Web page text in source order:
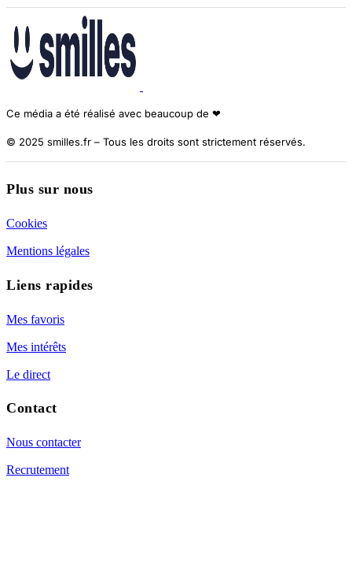
Ce média a été réalisé avec beaucoup de ❤︎
© 2025 smilles.fr – Tous les droits sont strictement réservés.
Plus sur nous
Cookies
Mentions légales
Liens rapides
Mes favoris
Mes intérêts
Le direct
Contact
Nous contacter
Recrutement